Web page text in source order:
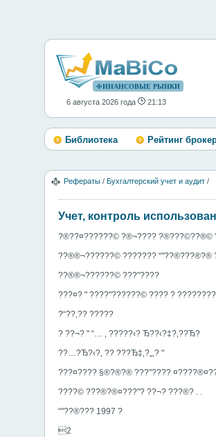
ФИНАНСОВЫЕ РЫНКИ
6 августа 2026 года 21:13
Библиотека Рейтинг
Рефераты / Бухгалтерский учет и аудит /
Учет, контроль
?®??¤?????­­?© ?®¬???? ?®???©??®©
??®­®¬??????© ?­?????? “"??­®???®?®
??®­®¬??????© ???"????
???¤? " ????"??????© ???? ?
?“??‚?? ?????
? ??¬? " “… , ?????‹? Ђ??‹?‡?‚??Ђ?
??…?Ђ?‹?‚ ?? ???Ђ‡‚?„‚? "
???¤?­??? §®?­®?® ???"????
???­?© ???®?®¤???"? ??¬? ???®? . .
“"??­®??? 1997 ?
2